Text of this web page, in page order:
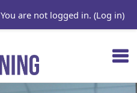
You are not logged in. (Log in)